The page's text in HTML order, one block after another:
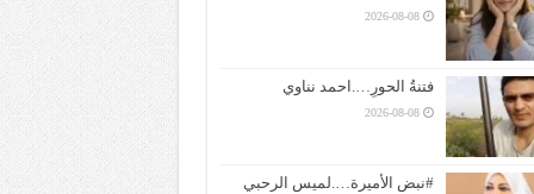
2026-08-08
فتنةُ الحورِ….احمد نناوي
2026-08-08
#نبض الأميرة….لميس الرحبي